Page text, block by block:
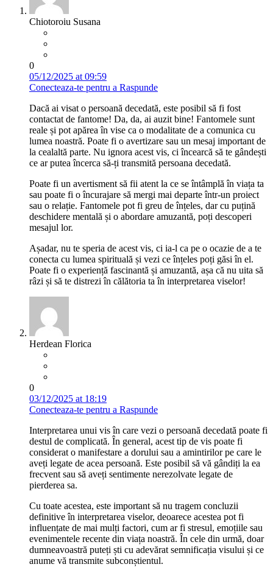
Chiotoroiu Susana
0
05/12/2025 at 09:59
Conecteaza-te pentru a Raspunde
Dacă ai visat o persoană decedată, este posibil să fi fost
contactat de fantome! Da, da, ai auzit bine! Fantomele sunt
reale și pot apărea în vise ca o modalitate de a comunica cu
lumea noastră. Poate fi o avertizare sau un mesaj important de
la cealaltă parte. Nu ignora acest vis, ci încearcă să te gândești
ce ar putea încerca să-ți transmită persoana decedată.
Poate fi un avertisment să fii atent la ce se întâmplă în viața ta
sau poate fi o încurajare să mergi mai departe într-un proiect
sau o relație. Fantomele pot fi greu de înțeles, dar cu puțină
deschidere mentală și o abordare amuzantă, poți descoperi
mesajul lor.
Așadar, nu te speria de acest vis, ci ia-l ca pe o ocazie de a te
conecta cu lumea spirituală și vezi ce înțeles poți găsi în el.
Poate fi o experiență fascinantă și amuzantă, așa că nu uita să
râzi și să te distrezi în călătoria ta în interpretarea viselor!
Herdean Florica
0
03/12/2025 at 18:19
Conecteaza-te pentru a Raspunde
Interpretarea unui vis în care vezi o persoană decedată poate fi
destul de complicată. În general, acest tip de vis poate fi
considerat o manifestare a dorului sau a amintirilor pe care le
aveți legate de acea persoană. Este posibil să vă gândiți la ea
frecvent sau să aveți sentimente nerezolvate legate de
pierderea sa.
Cu toate acestea, este important să nu tragem concluzii
definitive în interpretarea viselor, deoarece acestea pot fi
influențate de mai mulți factori, cum ar fi stresul, emoțiile sau
evenimentele recente din viața noastră. În cele din urmă, doar
dumneavoastră puteți ști cu adevărat semnificația visului și ce
anume vă transmite subconștientul.